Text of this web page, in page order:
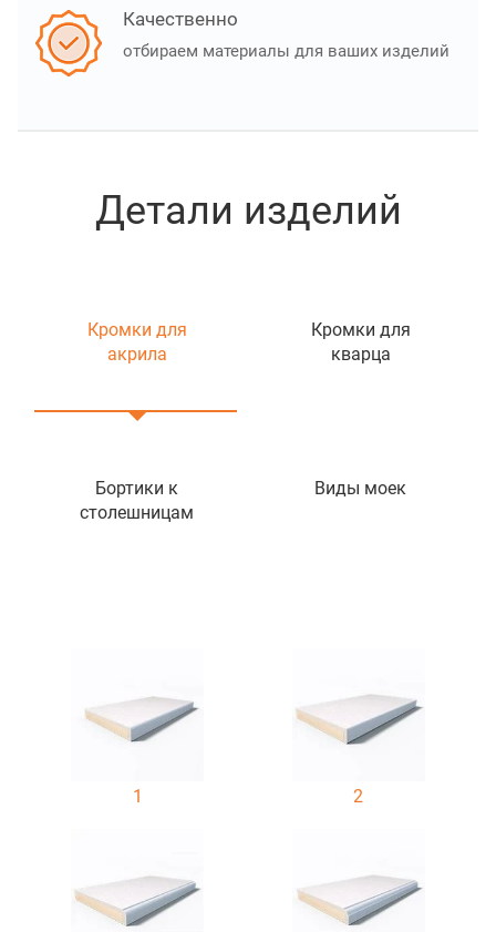
Качественно
отбираем материалы для ваших изделий
Детали изделий
Кромки для
акрила
Кромки для
кварца
Бортики к
столешницам
Виды моек
1 2